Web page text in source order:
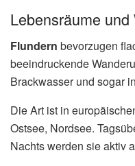
Lebensräume
Flundern bevorzugen
beeindruckende
Brackwasser und sogar in
Die Art ist in
Ostsee, Nordsee.
Nachts werden sie aktiv